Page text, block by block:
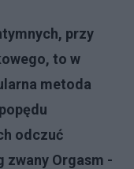
przy
to w
metoda
odczuć
zwany Orgasm -